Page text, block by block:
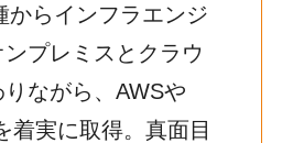
からインフラエンジ
プレミスとクラウ
りながら、AWSや
着実に取得。真面目